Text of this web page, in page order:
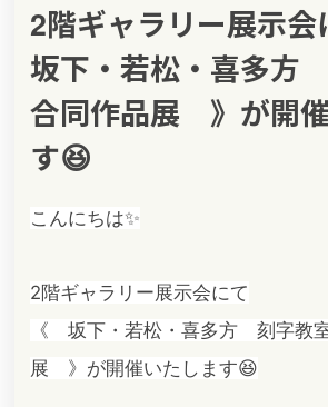
2階ギャラリー展示
坂下・若松・喜多方
合同作品展 》が開
す😆
こんにちは✨
2階ギャラリー展示会にて
《 坂下・若松・喜多方 刻字教
展 》が開催いたします😆